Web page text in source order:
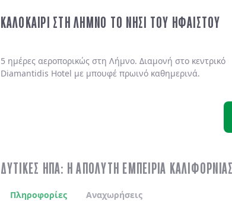
ΚΑΛΟΚΑΙΡΙ ΣΤΗ ΛΗΜΝΟ ΤΟ ΝΗΣΙ ΤΟΥ ΗΦΑΙΣΤΟΥ
5 ημέρες αεροπορικώς στη Λήμνο. Διαμονή στο κεντρικό
Diamantidis Hotel με μπουφέ πρωινό καθημερινά.
ΔΥΤΙΚΕΣ ΗΠΑ: Η ΑΠΟΛΥΤΗ ΕΜΠΕΙΡΙΑ
Πληροφορίες Αναχωρήσεις